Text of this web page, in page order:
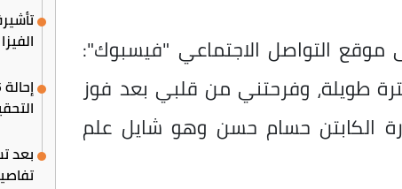
التواصل الاجتماعي "فيسبوك":
طويلة، وفرحتني من قلبي بعد فوز
لدور الـ16، هي صورة الكابتن حسام حسن وهو شايل علم
بعد